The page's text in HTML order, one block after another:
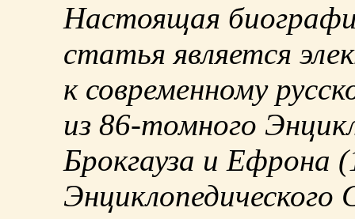
Настоящая
статья является
к современному
из 86-томного
Брокгауза и Ефрона
Энциклопедического